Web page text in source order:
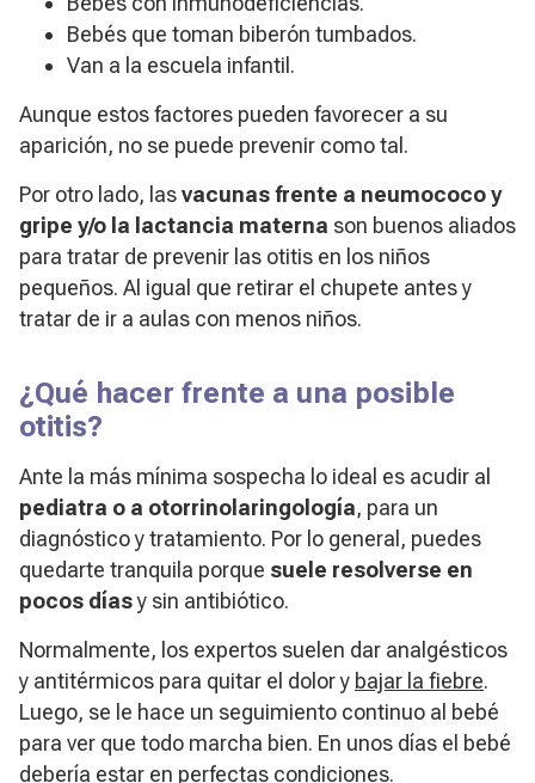
Bebés que toman biberón tumbados.
Van a la escuela infantil.
Aunque estos factores pueden favorecer a su
aparición, no se puede prevenir como tal.
Por otro lado, lasvacunas frente a neumococo y
gripe y/o la lactancia materna son buenos aliados
para tratar de prevenir las otitis en los niños
pequeños. Al igual que retirar el chupete antes y
tratar de ir a aulas con menos niños.
¿Qué hacer frente a una posible
otitis?
Ante la más mínima sospecha lo ideal es acudir al
pediatra o a otorrinolaringología, para un
diagnóstico y tratamiento. Por lo general, puedes
quedarte tranquila porque suele resolverse en
pocos díasy sin antibiótico.
Normalmente, los expertos suelen dar analgésticos
y antitérmicos para quitar el dolor y bajar la fiebre.
Luego, se le hace un seguimiento continuo al bebé
para ver que todo marcha bien. En unos días el bebé
debería estar en perfectas condiciones.